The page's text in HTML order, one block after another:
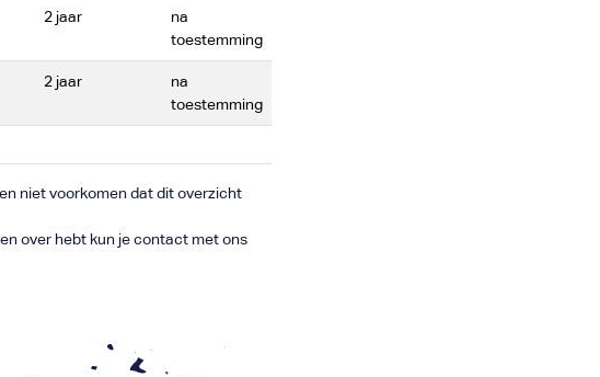
2 jaar
na
toestemming
2 jaar
na
toestemming
niet voorkomen dat dit overzicht
over hebt kun je contact met ons